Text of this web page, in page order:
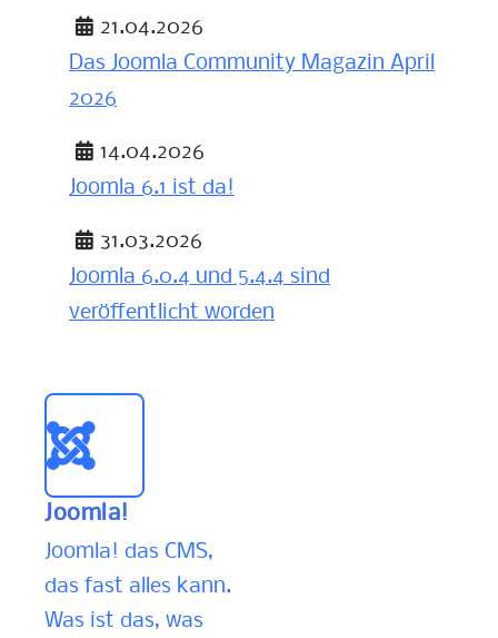
21.04.2026
Das Joomla Community Magazin April
2026
14.04.2026
Joomla 6.1 ist da!
31.03.2026
Joomla 6.0.4 und 5.4.4 sind
veröffentlicht worden
Joomla!
Joomla! das CMS,
das fast alles kann.
Was ist das, was